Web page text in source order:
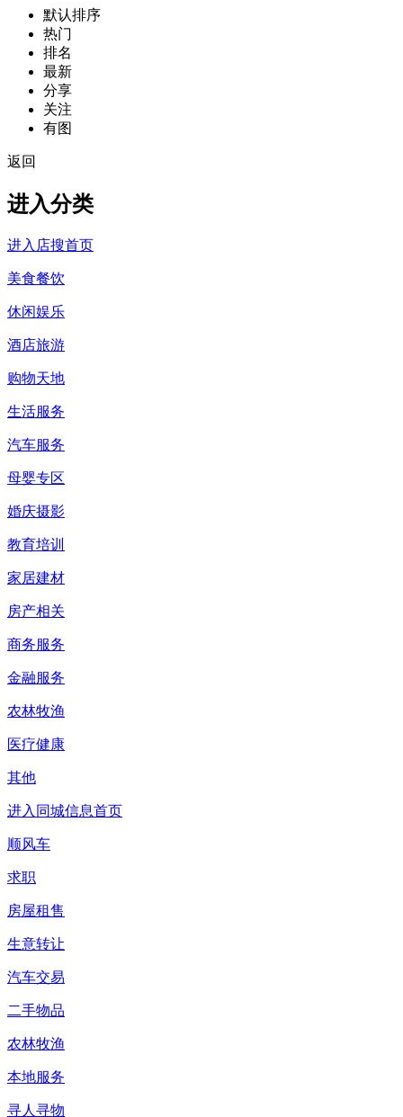
默认排序
热门
排名
最新
分享
关注
有图
返回
进入分类
进入店搜首页
美食餐饮
休闲娱乐
酒店旅游
购物天地
生活服务
汽车服务
母婴专区
婚庆摄影
教育培训
家居建材
房产相关
商务服务
金融服务
农林牧渔
医疗健康
其他
进入同城信息首页
顺风车
求职
房屋租售
生意转让
汽车交易
二手物品
农林牧渔
本地服务
寻人寻物